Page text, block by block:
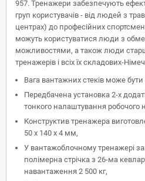
957. Тренажери забезпечують
груп користувачів - від людей з
центрах) до професійних
можуть користуватися люди з
можливостями, а також люди
тренажерів і всіх їх складових-
Вага вантажних стеків може
Передбачена установка 2-х
тонкого налаштування робочого
Конструктив тренажера
50 x 140 x 4 мм,
У вантажоблочному тренажері
полімерна стрічка з 26-ма
навантаження 2 500 кг,